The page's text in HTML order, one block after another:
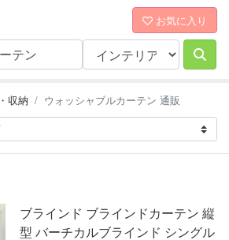
お気に入り
収納 ウォッシャブルカーテン 通販
ブラインド ブラインドカーテン 縦
型 バーチカルブラインド シングル